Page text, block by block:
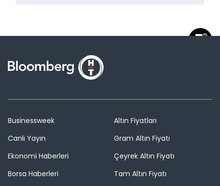
Businessweek
Canlı Yayın
Ekonomi Haberleri
Borsa Haberleri
Altın Fiyatları
Gram Altın Fiyatı
Çeyrek Altın Fiyatı
Tam Altın Fiyatı